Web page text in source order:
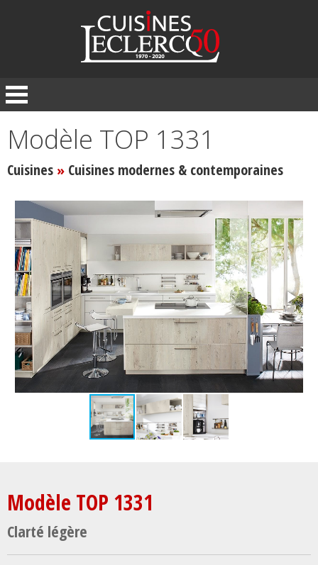
Modèle TOP 1331
Cuisines » Cuisines modernes & contemporaines
Modèle TOP 1331
Clarté légère